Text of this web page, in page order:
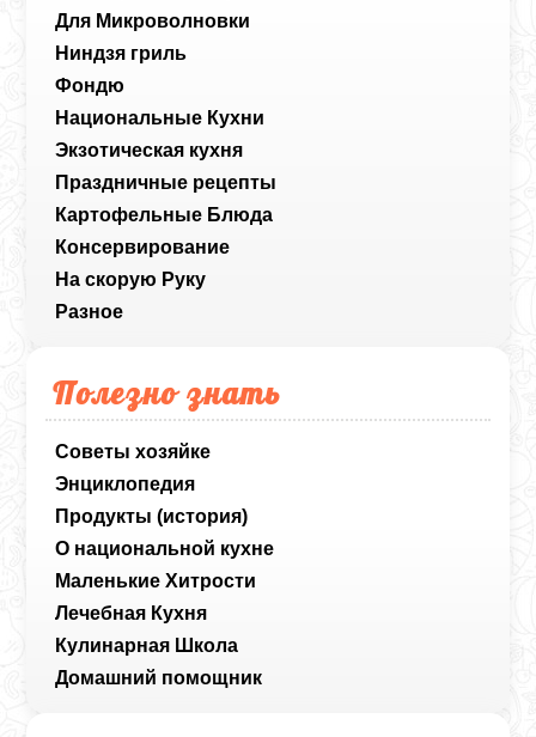
Для Микроволновки
Ниндзя гриль
Фондю
Национальные Кухни
Экзотическая кухня
Праздничные рецепты
Картофельные Блюда
Консервирование
На скорую Руку
Разное
Полезно знать
Советы хозяйке
Энциклопедия
Продукты (история)
О национальной кухне
Маленькие Хитрости
Лечебная Кухня
Кулинарная Школа
Домашний помощник